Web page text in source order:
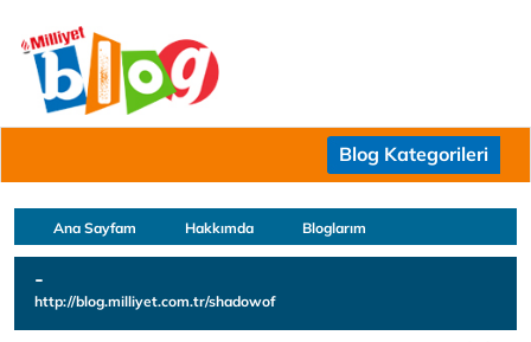
Blog Kategorileri
Ana Sayfam Hakkımda Bloglarım
-
http://blog.milliyet.com.tr/shadowof